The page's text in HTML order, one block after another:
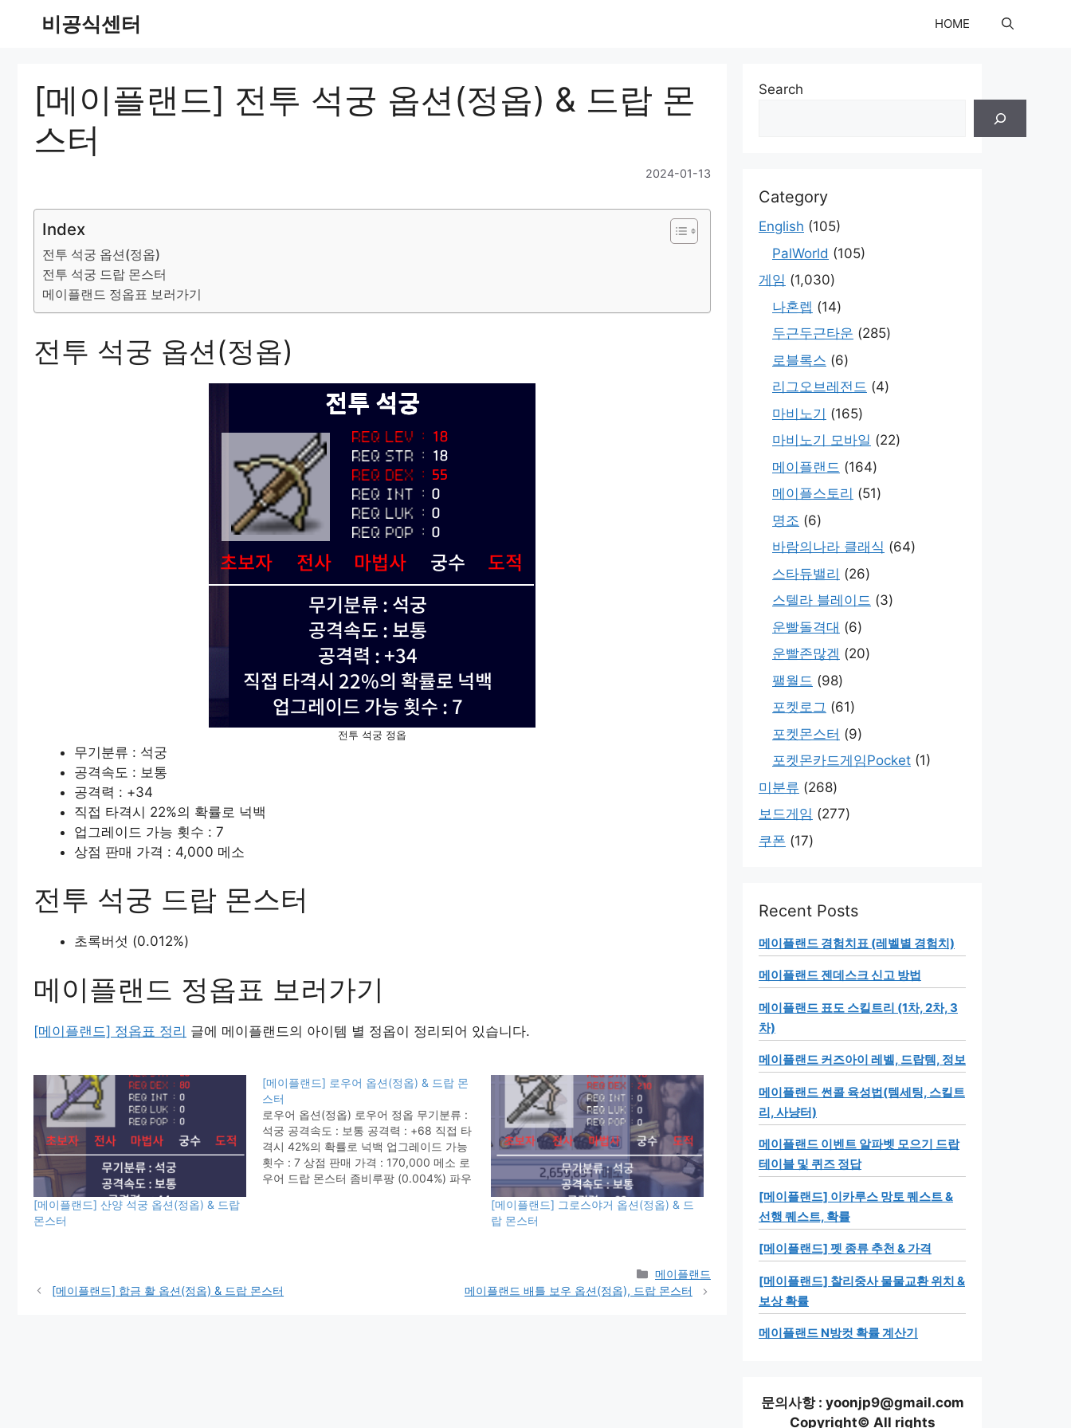
비공식센터 HOME
[메이플랜드] 전투 석궁 옵션(정옵) & 드랍 몬
스터
2024-01-13
Index
전투 석궁 옵션(정옵)
전투 석궁 드랍 몬스터
메이플랜드 정옵표 보러가기
전투 석궁 옵션(정옵)
전투 석궁 정옵
무기분류 : 석궁
공격속도 : 보통
공격력 : +34
직접 타격시 22%의 확률로 넉백
업그레이드 가능 횟수 : 7
상점 판매 가격 : 4,000 메소
전투 석궁 드랍 몬스터
초록버섯 (0.012%)
메이플랜드 정옵표 보러가기
[메이플랜드] 정옵표 정리 글에 메이플랜드의 아이템 별 정옵이 정리되어 있습니다.
[메이플랜드] 산양 석궁 옵션(정옵) & 드랍
몬스터
[메이플랜드] 로우어 옵션(정옵) & 드랍 몬
스터
로우어 옵션(정옵) 로우어 정옵 무기분류 :
석궁 공격속도 : 보통 공격력 : +68 직접 타
격시 42%의 확률로 넉백 업그레이드 가능
횟수 : 7 상점 판매 가격 : 170,000 메소 로
우어 드랍 몬스터 좀비루팡 (0.004%) 파우
[메이플랜드] 그로스야거 옵션(정옵) & 드
랍 몬스터
Categories
메이플랜드
[메이플랜드] 합금 활 옵션(정옵) & 드랍 몬스터
메이플랜드 배틀 보우 옵션(정옵), 드랍 몬스터
Search
Category
English (105)
PalWorld (105)
게임 (1,030)
나혼렙 (14)
두근두근타운 (285)
로블록스 (6)
리그오브레전드 (4)
마비노기 (165)
마비노기 모바일 (22)
메이플랜드 (164)
메이플스토리 (51)
명조 (6)
바람의나라 클래식 (64)
스타듀밸리 (26)
스텔라 블레이드 (3)
운빨돌격대 (6)
운빨존많겜 (20)
팰월드 (98)
포켓로그 (61)
포켓몬스터 (9)
포켓몬카드게임Pocket (1)
미분류 (268)
보드게임 (277)
쿠폰 (17)
Recent Posts
메이플랜드 경험치표 (레벨별 경험치)
메이플랜드 젠데스크 신고 방법
메이플랜드 표도 스킬트리 (1차, 2차, 3
차)
메이플랜드 커즈아이 레벨, 드랍템, 정보
메이플랜드 썬콜 육성법(템세팅, 스킬트
리, 사냥터)
메이플랜드 이벤트 알파벳 모으기 드랍
테이블 및 퀴즈 정답
[메이플랜드] 이카루스 망토 퀘스트 &
선행 퀘스트, 확률
[메이플랜드] 펫 종류 추천 & 가격
[메이플랜드] 찰리중사 물물교환 위치 &
보상 확률
메이플랜드 N방컷 확률 계산기
문의사항 : yoonjp9@gmail.com
Copyright© All rights